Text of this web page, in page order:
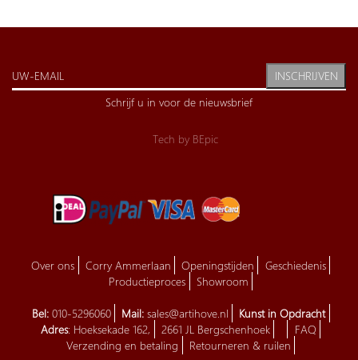
INSCHRIJVEN
Schrijf u in voor de nieuwsbrief
Tech by BEpic
Over ons Corry Ammerlaan Openingstijden
Geschiedenis
Productieproces
Showroom
Bel: 010-5296060 Mail: sales@artihove.nl
Kunst in Opdracht
Adres: Hoeksekade 162, 2661 JL Bergschenhoek
FAQ
Verzending en betaling
Retourneren & ruilen